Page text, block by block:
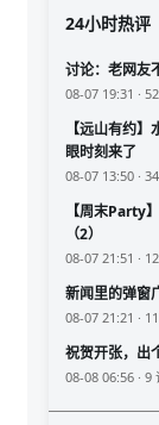
24小时热评
讨论：老网友
08-07 19:31 ·
【远山有约
眼时刻来了
08-07 13:50 ·
【周末Party
（2）
08-07 21:51 ·
新闻里的弹窗
08-07 21:21 ·
祝贺开张，出
08-08 06:56 · 9